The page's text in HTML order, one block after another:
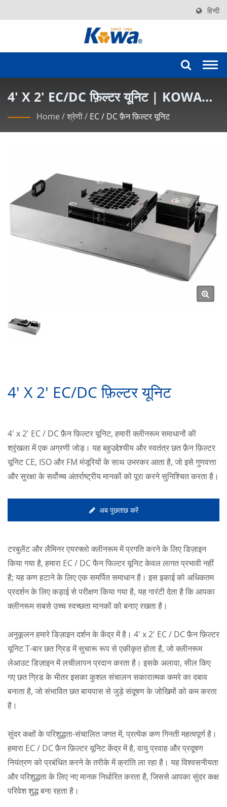
हिन्दी
4' X 2' EC/DC फ़िल्टर यूनिट | KOWA
कटिंग-एज क्लीनरूम फिल्टर समाधान
Home/श्रेणी/ EC / DC फ़ैन फ़िल्टर यूनिट
4' X 2' EC/DC फ़िल्टर यूनिट
4' x 2' EC / DC फ़ैन फ़िल्टर यूनिट, हमारी क्लीनरूम समाधानों की
श्रृंखला में एक अग्रणी जोड़। यह बहुउद्देश्यीय और स्वतंत्र छत फ़ैन फ़िल्टर
यूनिट CE, ISO और FM मंजूरियों के साथ उभरकर आता है, जो इसे गुणवत्ता
और सुरक्षा के सर्वोच्च अंतर्राष्ट्रीय मानकों को पूरा करने सुनिश्चित करता है।
अब पूछताछ करें
टरबुलेंट और लैमिनर एयरफ्लो क्लीनरूम में प्रगति करने के लिए डिज़ाइन
किया गया है, हमारा EC / DC फैन फिल्टर यूनिट केवल लागत प्रभावी नहीं
है; यह कण हटाने के लिए एक समर्पित समाधान है। इस इकाई को अधिकतम
प्रदर्शन के लिए कड़ाई से परीक्षण किया गया है, यह गारंटी देता है कि आपका
क्लीनरूम सबसे उच्च स्वच्छता मानकों को बनाए रखता है।
अनुकूलन हमारे डिज़ाइन दर्शन के केंद्र में है। 4' x 2' EC / DC फ़ैन फ़िल्टर
यूनिट T-बार छत ग्रिड में सुचारू रूप से एकीकृत होता है, जो क्लीनरूम
लेआउट डिज़ाइन में लचीलापन प्रदान करता है। इसके अलावा, सील किए
गए छत ग्रिड के भीतर इसका कुशल संचालन सकारात्मक कमरे का दबाव
बनाता है, जो संभावित छत बायपास से जुड़े संदूषण के जोखिमों को कम करता
है।
सुंदर कक्षों के परिशुद्धता-संचालित जगत में, प्रत्येक कण गिनती महत्वपूर्ण है।
हमारा EC / DC फ़ैन फ़िल्टर यूनिट केंद्र में है, वायु प्रवाह और प्रदूषण
नियंत्रण को प्रबंधित करने के तरीके में क्रांति ला रहा है। यह विश्वसनीयता
और परिशुद्धता के लिए नए मानक निर्धारित करता है, जिससे आपका सुंदर कक्ष
परिवेश शुद्ध बना रहता है।